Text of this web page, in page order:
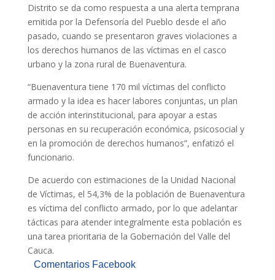
Distrito se da como respuesta a una alerta temprana
emitida por la Defensoría del Pueblo desde el año
pasado, cuando se presentaron graves violaciones a
los derechos humanos de las víctimas en el casco
urbano y la zona rural de Buenaventura.
“Buenaventura tiene 170 mil víctimas del conflicto
armado y la idea es hacer labores conjuntas, un plan
de acción interinstitucional, para apoyar a estas
personas en su recuperación económica, psicosocial y
en la promoción de derechos humanos”, enfatizó el
funcionario.
De acuerdo con estimaciones de la Unidad Nacional
de Víctimas, el 54,3% de la población de Buenaventura
es víctima del conflicto armado, por lo que adelantar
tácticas para atender integralmente esta población es
una tarea prioritaria de la Gobernación del Valle del
Cauca.
Comentarios Facebook